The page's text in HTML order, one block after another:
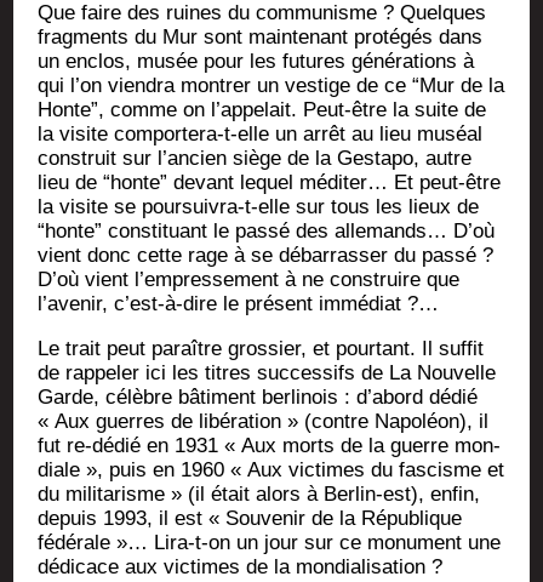
Que faire des ruines du com­mu­nisme ? Quelques
frag­ments du Mur sont main­te­nant pro­té­gés dans
un enclos, musée pour les futures géné­ra­tions à
qui l’on vien­dra mon­trer un ves­tige de ce “Mur de la
Honte”, comme on l’appelait. Peut-être la suite de
la visite com­por­te­ra-t-elle un arrêt au lieu muséal
construit sur l’ancien siège de la Ges­ta­po, autre
lieu de “honte” devant lequel médi­ter… Et peut-être
la visite se pour­sui­vra-t-elle sur tous les lieux de
“honte” consti­tuant le pas­sé des alle­mands… D’où
vient donc cette rage à se débar­ras­ser du pas­sé ?
D’où vient l’empressement à ne construire que
l’avenir, c’est-à-dire le pré­sent immédiat ?…
Le trait peut paraître gros­sier, et pour­tant. Il suf­fit
de rap­pe­ler ici les titres suc­ces­sifs de La Nou­velle
Garde, célèbre bâti­ment ber­li­nois : d’abord dédié
« Aux guerres de libé­ra­tion » (contre Napo­léon), il
fut re-dédié en 1931 « Aux morts de la guerre mon­
diale », puis en 1960 « Aux vic­times du fas­cisme et
du mili­ta­risme » (il était alors à Ber­lin-est), enfin,
depuis 1993, il est « Sou­ve­nir de la Répu­blique
fédé­rale »… Lira-t-on un jour sur ce monu­ment une
dédi­cace aux vic­times de la mondialisation ?